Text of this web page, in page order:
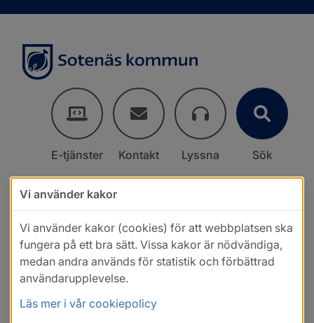
E-tjänster Kontakt Lyssna Sök
Vi använder kakor
Vi använder kakor (cookies) för att webbplatsen ska
fungera på ett bra sätt. Vissa kakor är nödvändiga,
medan andra används för statistik och förbättrad
användarupplevelse.
Läs mer i vår cookiepolicy